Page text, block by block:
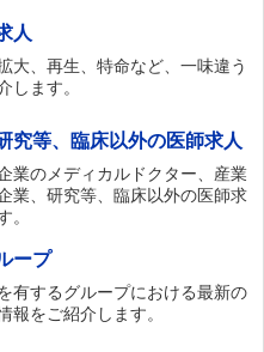
人
大、再生、特命など、一味違う
します。
究等、臨床以外の医師求人
業のメディカルドクター、産業
業、研究等、臨床以外の医師求
。
ープ
有するグループにおける最新の
報をご紹介します。